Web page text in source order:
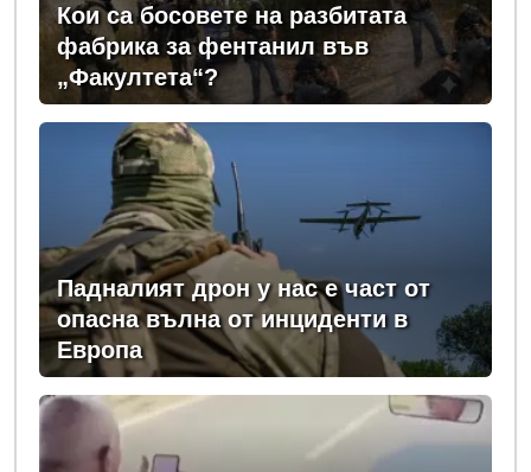
Кои са босовете на разбитата
фабрика за фентанил във
„Факултета“?
Падналият дрон у нас е част от
опасна вълна от инциденти в
Европа